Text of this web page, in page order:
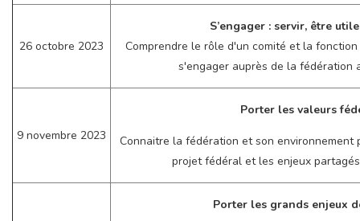
26 octobre 2023
S’engager : servir, être
Comprendre le rôle d'un comité et la
s'engager auprès de la fédération
9 novembre 2023
Porter les valeurs
Connaitre la fédération et son
projet fédéral et les enjeux
Porter les grands enjeux